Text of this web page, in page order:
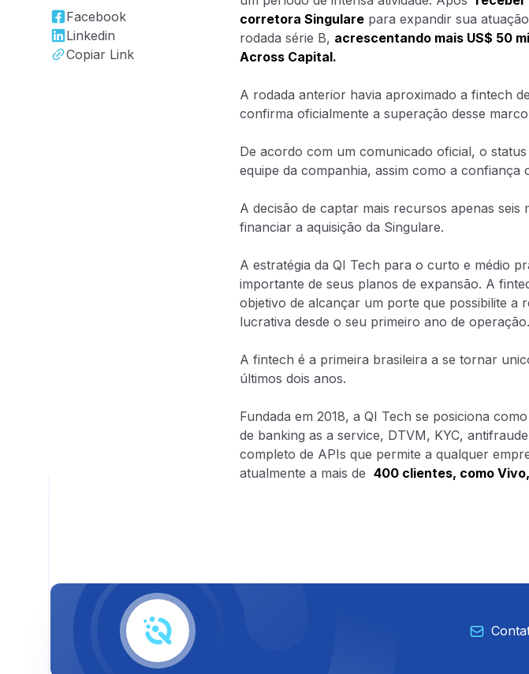
Conta escrow, nota comercial, emissão de CCB,
Administração e custódia
Administração e custódia. Automatize o back-
Banking as a Service
Banco White Label
Contas escrow
Pagamentos - TED, Pix, boletos,
transferências
Pix automático
Facebook
Linkedin
Copiar Link
corretora Singulare para expandir sua
rodada série B, acrescentando mais US$ 50
Across Capital.
A rodada anterior havia aproximado a fintech
confirma oficialmente a superação desse
De acordo com um comunicado oficial, o
equipe da companhia, assim como a confiança
A decisão de captar mais recursos apenas
financiar a aquisição da Singulare.
A estratégia da QI Tech para o curto e médio
importante de seus planos de expansão. A
objetivo de alcançar um porte que possibilite a
lucrativa desde o seu primeiro ano de operação.
A fintech é a primeira brasileira a se tornar
últimos dois anos.
Fundada em 2018, a QI Tech se posiciona
de banking as a service, DTVM, KYC,
completo de APIs que permite a qualquer
atualmente a mais de 400 clientes, como